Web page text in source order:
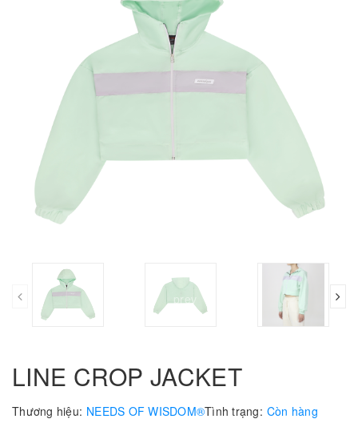
prev
LINE CROP JACKET
Thương hiệu: NEEDS OF WISDOM®Tình trạng: Còn hàng